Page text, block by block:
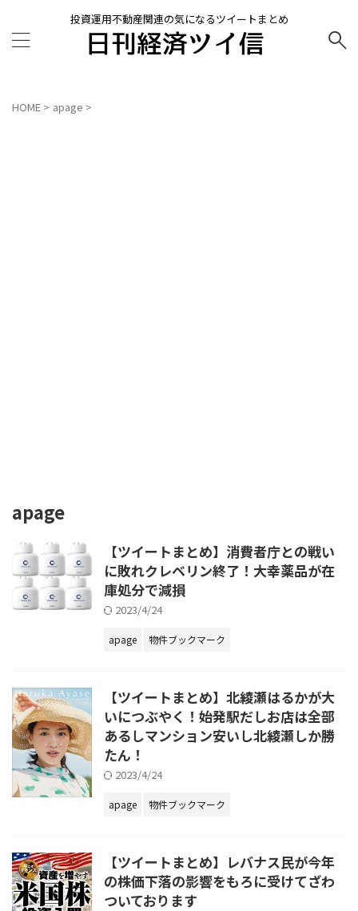
投資運用不動産関連の気になるツイートまとめ
HOME > apage >
apage
【ツイートまとめ】消費者庁との戦い
に敗れクレベリン終了！大幸薬品が在
庫処分で減損
2023/4/24
apage 物件ブックマーク
【ツイートまとめ】北綾瀬はるかが大
いにつぶやく！始発駅だしお店は全部
あるしマンション安いし北綾瀬しか勝
たん！
2023/4/24
apage 物件ブックマーク
【ツイートまとめ】レバナス民が今年
の株価下落の影響をもろに受けてざわ
ついております